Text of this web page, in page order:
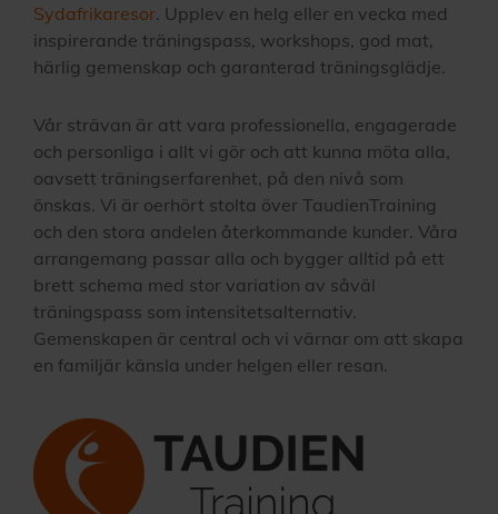
Sydafrikaresor . Upplev en helg eller en vecka med
inspirerande träningspass, workshops, god mat,
härlig gemenskap och garanterad träningsglädje.
Vår strävan är att vara professionella, engagerade
och personliga i allt vi gör och att kunna möta alla,
oavsett träningserfarenhet, på den nivå som
önskas. Vi är oerhört stolta över TaudienTraining
och den stora andelen återkommande kunder. Våra
arrangemang passar alla och bygger alltid på ett
brett schema med stor variation av såväl
träningspass som intensitetsalternativ.
Gemenskapen är central och vi värnar om att skapa
en familjär känsla under helgen eller resan.